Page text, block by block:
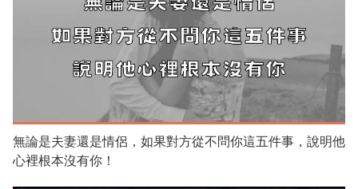
無論是夫妻還是情侶，如果對方從不問你這五件事，說明他
心裡根本沒有你！